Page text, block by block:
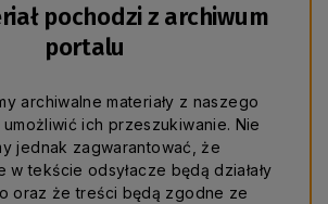
pochodzi z archiwum
portalu
archiwalne materiały z naszego
ich przeszukiwanie. Nie
jednak zagwarantować, że
w tekście odsyłacze będą działały
oraz że treści będą zgodne ze